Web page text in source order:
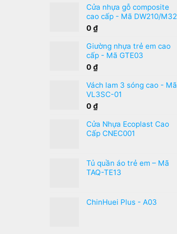
Cửa nhựa gỗ composite
cao cấp - Mã DW210/M32
0 ₫
Giường nhựa trẻ em cao
cấp - Mã GTE03
0 ₫
Vách lam 3 sóng cao - Mã
VL3SC-01
0 ₫
Cửa Nhựa Ecoplast Cao
Cấp CNEC001
Tủ quần áo trẻ em – Mã
TAQ-TE13
ChinHuei Plus - A03